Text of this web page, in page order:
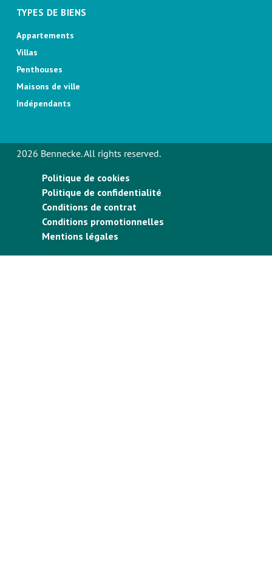
TYPES DE BIENS
Appartements
Villas
Penthouses
Maisons de ville
Indépendants
2026 Bennecke. All rights reserved.
Politique de cookies
Politique de confidentialité
Conditions de contrat
Conditions promotionnelles
Mentions légales